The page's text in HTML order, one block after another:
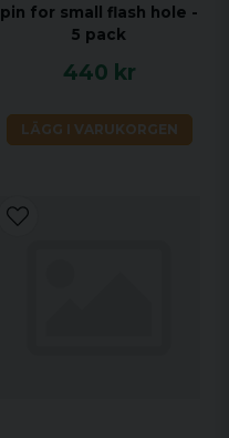
pin for small flash hole -
5 pack
440 kr
LÄGG I VARUKORGEN